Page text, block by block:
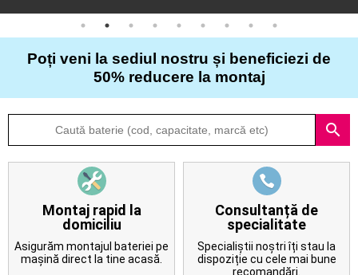
Articole
Despre
Contact
Poți veni la sediul nostru și beneficiezi de
50% reducere la montaj
search
Montaj rapid la
domiciliu
Asigurăm montajul bateriei pe
mașină direct la tine acasă.
Consultanță de
specialitate
Specialiștii noștri îți stau la
dispoziție cu cele mai bune
recomandări.